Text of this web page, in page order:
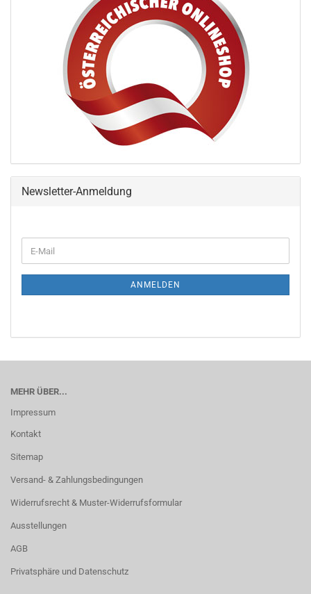
Newsletter-Anmeldung
ANMELDEN
MEHR ÜBER...
Impressum
Kontakt
Sitemap
Versand- & Zahlungsbedingungen
Widerrufsrecht & Muster-Widerrufsformular
Ausstellungen
AGB
Privatsphäre und Datenschutz